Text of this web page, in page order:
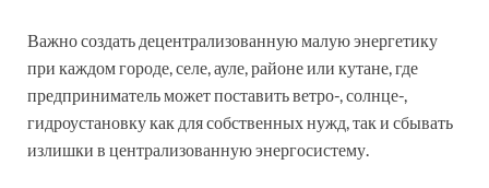
Важно создать децентрализованную малую энергетику
при каждом городе, селе, ауле, районе или кутане, где
предприниматель может поставить ветро-, солнце-,
гидроустановку как для собственных нужд, так и сбывать
излишки в централизованную энергосистему.